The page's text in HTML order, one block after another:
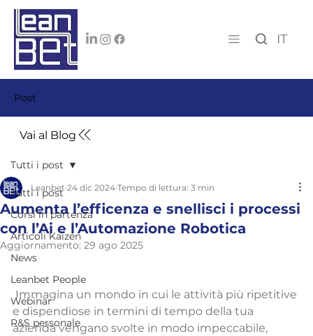
IT
Post
Vai al Blog
Tutti i post
Corsi in partenza
Articoli Kaizen
News
Leanbet People
Webinar
R&S personale
Tutti i post
Aumenta l’efficenza e snellisci i processi
con l’Ai e l’Automazione Robotica
Leanbet 24 dic 2024 Tempo di lettura: 3 min
Aggiornamento: 29 ago 2025
Immagina un mondo in cui le attività più ripetitive
e dispendiose in termini di tempo della tua
azienda vengano svolte in modo impeccabile,